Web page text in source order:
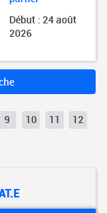
Début : 24 août
2026
9 10 11 12